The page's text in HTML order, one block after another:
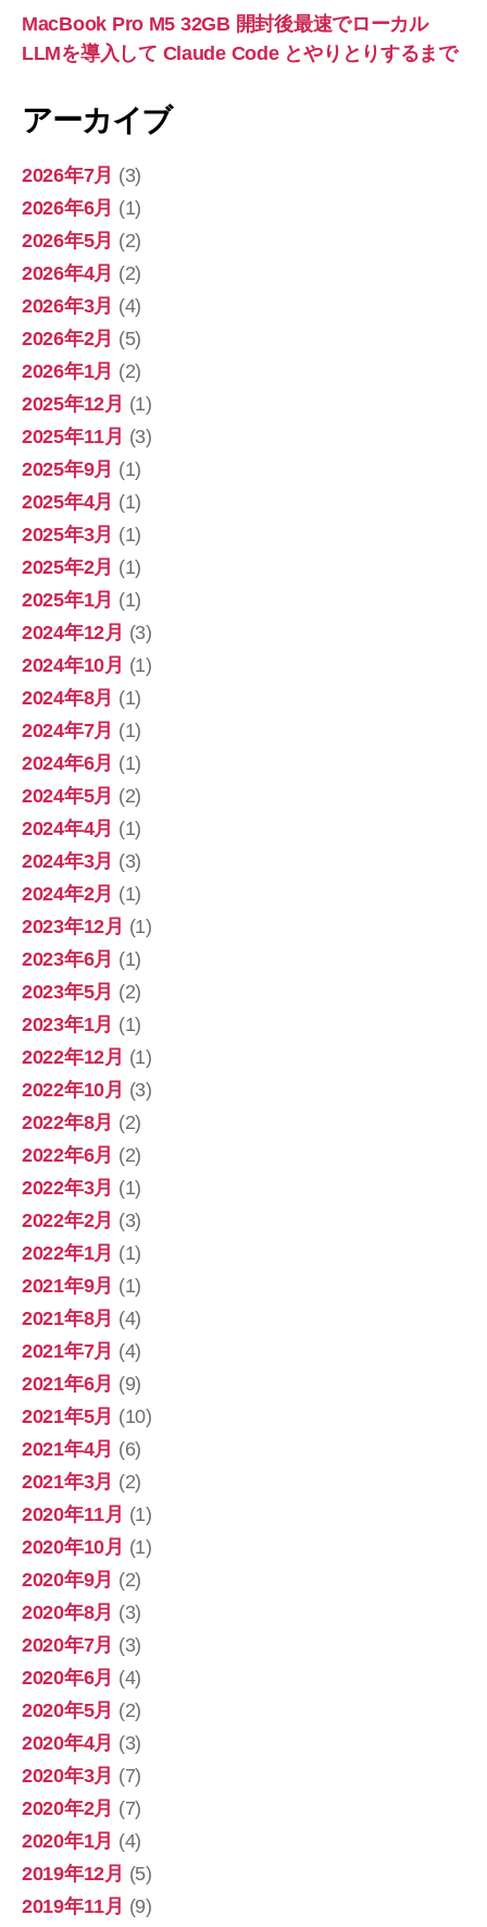
MacBook Pro M5 32GB 開封後最速でローカル
LLMを導入して Claude Code とやりとりするまで
アーカイブ
2026年7月 (3)
2026年6月 (1)
2026年5月 (2)
2026年4月 (2)
2026年3月 (4)
2026年2月 (5)
2026年1月 (2)
2025年12月 (1)
2025年11月 (3)
2025年9月 (1)
2025年4月 (1)
2025年3月 (1)
2025年2月 (1)
2025年1月 (1)
2024年12月 (3)
2024年10月 (1)
2024年8月 (1)
2024年7月 (1)
2024年6月 (1)
2024年5月 (2)
2024年4月 (1)
2024年3月 (3)
2024年2月 (1)
2023年12月 (1)
2023年6月 (1)
2023年5月 (2)
2023年1月 (1)
2022年12月 (1)
2022年10月 (3)
2022年8月 (2)
2022年6月 (2)
2022年3月 (1)
2022年2月 (3)
2022年1月 (1)
2021年9月 (1)
2021年8月 (4)
2021年7月 (4)
2021年6月 (9)
2021年5月 (10)
2021年4月 (6)
2021年3月 (2)
2020年11月 (1)
2020年10月 (1)
2020年9月 (2)
2020年8月 (3)
2020年7月 (3)
2020年6月 (4)
2020年5月 (2)
2020年4月 (3)
2020年3月 (7)
2020年2月 (7)
2020年1月 (4)
2019年12月 (5)
2019年11月 (9)